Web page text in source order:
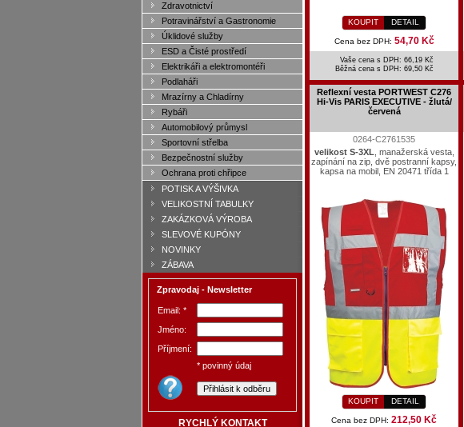
Zdravotnictví
Potravinářství a Gastronomie
Úklidové služby
ESD a Čisté prostředí
Elektrikáři a elektromontéři
Podlaháři
Mrazírny a Chladírny
Rybáři
Automobilový průmysl
Sportovní střelba
Bezpečnostní služby
Ochrana proti chřipce
POTISK A VÝŠIVKA
VELIKOSTNÍ TABULKY
ZAKÁZKOVÁ VÝROBA
SLEVOVÉ KUPÓNY
NOVINKY
ZÁBAVA
Zpravodaj - Newsletter
Email: *
Jméno:
Příjmení:
* povinný údaj
RYCHLÝ KONTAKT
KOUPIT DETAIL
Cena bez DPH: 54,70 Kč
Vaše cena s DPH: 66,19 Kč
Běžná cena s DPH: 69,50 Kč
Reflexní vesta PORTWEST C276
Hi-Vis PARIS EXECUTIVE - žlutá/
červená
0264-C2761535
velikost S-3XL , manažerská vesta,
zapínání na zip, dvě postranní kapsy,
kapsa na mobil, EN 20471 třída 1
KOUPIT DETAIL
Cena bez DPH: 212,50 Kč